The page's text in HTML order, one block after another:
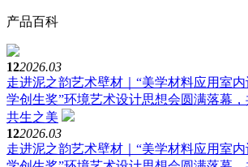
产品百科
122026.03
走进泥之韵艺术壁材｜“美学材料应用室
学创生奖”环境艺术设计思想会圆满落幕
共生之美
122026.03
走进泥之韵艺术壁材｜“美学材料应用室